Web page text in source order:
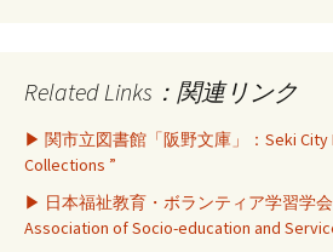
Related Links：関連リンク
▶ 関市立図書館「阪野文庫」：Seki City
Collections ”
▶ 日本福祉教育・ボランティア学習学
Association of Socio-education and